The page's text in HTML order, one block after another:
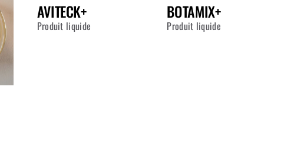
AVITECK+
Produit liquide
BOTAMIX+
Produit liquide